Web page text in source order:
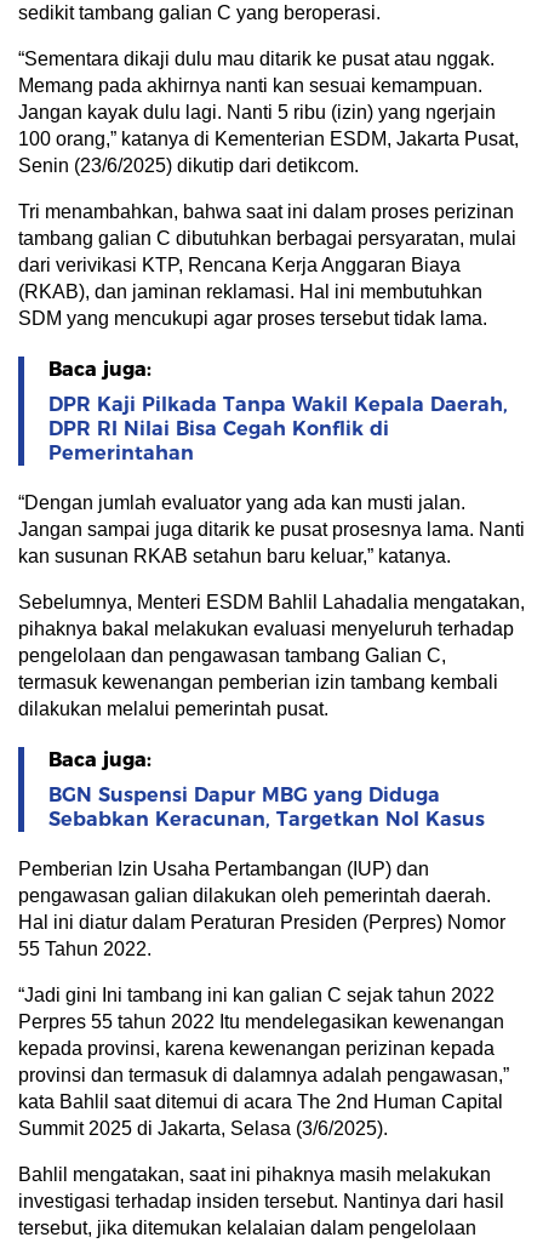
sedikit tambang galian C yang beroperasi.
“Sementara dikaji dulu mau ditarik ke pusat atau nggak.
Memang pada akhirnya nanti kan sesuai kemampuan.
Jangan kayak dulu lagi. Nanti 5 ribu (izin) yang ngerjain
100 orang,” katanya di Kementerian ESDM, Jakarta Pusat,
Senin (23/6/2025) dikutip dari detikcom.
Tri menambahkan, bahwa saat ini dalam proses perizinan
tambang galian C dibutuhkan berbagai persyaratan, mulai
dari verivikasi KTP, Rencana Kerja Anggaran Biaya
(RKAB), dan jaminan reklamasi. Hal ini membutuhkan
SDM yang mencukupi agar proses tersebut tidak lama.
Baca juga:
DPR Kaji Pilkada Tanpa Wakil Kepala Daerah,
DPR RI Nilai Bisa Cegah Konflik di
Pemerintahan
“Dengan jumlah evaluator yang ada kan musti jalan.
Jangan sampai juga ditarik ke pusat prosesnya lama. Nanti
kan susunan RKAB setahun baru keluar,” katanya.
Sebelumnya, Menteri ESDM Bahlil Lahadalia mengatakan,
pihaknya bakal melakukan evaluasi menyeluruh terhadap
pengelolaan dan pengawasan tambang Galian C,
termasuk kewenangan pemberian izin tambang kembali
dilakukan melalui pemerintah pusat.
Baca juga:
BGN Suspensi Dapur MBG yang Diduga
Sebabkan Keracunan, Targetkan Nol Kasus
Pemberian Izin Usaha Pertambangan (IUP) dan
pengawasan galian dilakukan oleh pemerintah daerah.
Hal ini diatur dalam Peraturan Presiden (Perpres) Nomor
55 Tahun 2022.
“Jadi gini Ini tambang ini kan galian C sejak tahun 2022
Perpres 55 tahun 2022 Itu mendelegasikan kewenangan
kepada provinsi, karena kewenangan perizinan kepada
provinsi dan termasuk di dalamnya adalah pengawasan,”
kata Bahlil saat ditemui di acara The 2nd Human Capital
Summit 2025 di Jakarta, Selasa (3/6/2025).
Bahlil mengatakan, saat ini pihaknya masih melakukan
investigasi terhadap insiden tersebut. Nantinya dari hasil
tersebut, jika ditemukan kelalaian dalam pengelolaan